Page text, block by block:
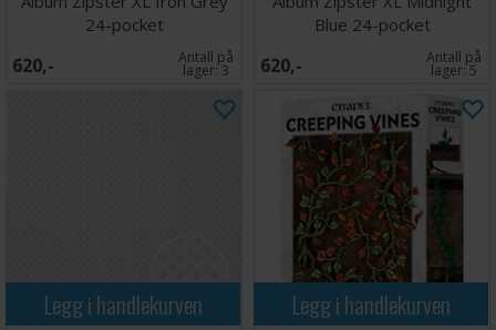
24-pocket
620,- Antall på
lager:3
Blue 24-pocket
620,- Antall på
lager:5
Legg i handlekurven Legg i handlekurven